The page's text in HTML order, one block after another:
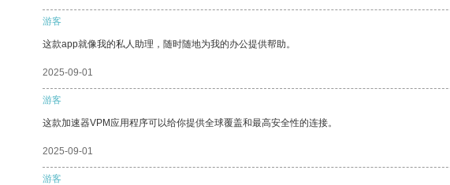
游客
这款app就像我的私人助理，随时随地为我的办公提供帮助。
2025-09-01
游客
这款加速器VPM应用程序可以给你提供全球覆盖和最高安全性的连接。
2025-09-01
游客